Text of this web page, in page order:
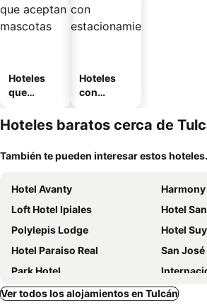
Hoteles
que
mascotas
Hoteles
con
miento
Hoteles baratos cerca de
También te pueden interesar estos
Hotel Avanty
Harmony
Loft Hotel Ipiales
Hotel
Polylepis Lodge
Hotel
Hotel Paraiso Real
San
Park Hotel
Entrenevados Hotel
Hotel
Ver todos los alojamientos en Tulcán